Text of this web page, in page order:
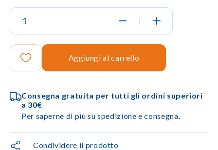
|
Aggiungi al carrello
Consegna gratuita per tutti gli ordini superiori
a 30€
Per saperne di più su spedizione e consegna.
Condividere il prodotto